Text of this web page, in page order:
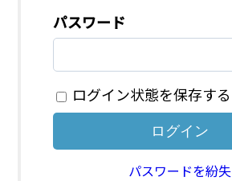
パスワード
ログイン状態を保存する
パスワードを紛失